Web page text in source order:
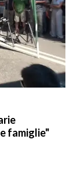
famiglie"